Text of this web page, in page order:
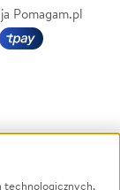
Pomagam.pl
technologicznych,